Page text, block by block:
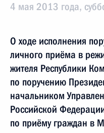
4 мая 2013 года,
О ходе исполнения
личного приёма в
жителя Республики
по поручению
начальником
Российской
по приёму граждан в